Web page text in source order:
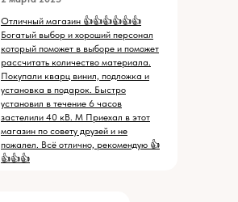
Отличный магазин 👍👍👍👍👍👍
Богатый выбор и хороший персонал
который поможет в выборе и поможет
рассчитать количество материала.
Покупали кварц винил, подложка и
установка в подарок. Быстро
установил в течение 6 часов
застелили 40 кВ. М Приехал в этот
магазин по совету друзей и не
пожалел. Всё отлично, рекомендую 👍
👍👍👍